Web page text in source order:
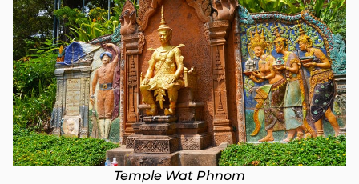
Temple Wat Phnom